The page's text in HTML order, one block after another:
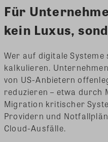
Für
kein Luxus,
Wer auf digitale
kalkulieren.
von US-Anbietern
reduzieren – etwa durch
Migration kritischer
Providern und
Cloud-Ausfälle.